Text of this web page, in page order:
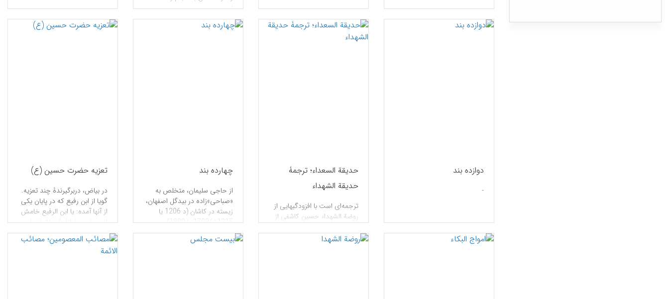
است.
دوازده بند
-
حدیقة السعداء؛ ترجمۀ
حدیقة الشهداء
ترجمه‌ای است با افزودگیهایی از
روضة الشهداء حسین کاشفی از
سرایندۀ متخلص به فضولی.
چهارده بند
از حاجی سلیمان، متخلص به
«صباحی»زاده در بیدگل اصفهان،
زیسته در كاشان (د 1206 یا
1215ق/1792 یا 1800). در
سوگواری.
تعزیه حضرت حسین (ع)
در بیاض، دربرگیرندۀ چند تعزیه.
گویا از ابن رفیع که در پایان یکی
از آنها آمده: یا ابن الرفیع خامش
از وصف سرفرازان/ نطق تو یا
محمد چون تیغ جان ستان است.
نظم و نثر.